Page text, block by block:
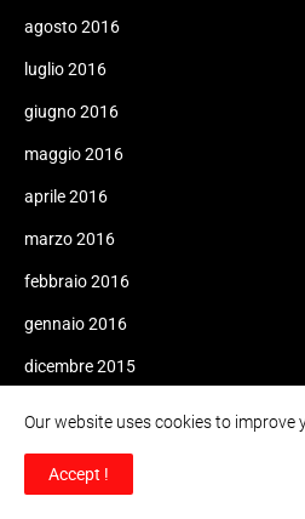
agosto 2016
luglio 2016
giugno 2016
maggio 2016
aprile 2016
marzo 2016
febbraio 2016
gennaio 2016
dicembre 2015
ottobre 2015
settembre 2015
Our website uses cookies to improve
Accept !